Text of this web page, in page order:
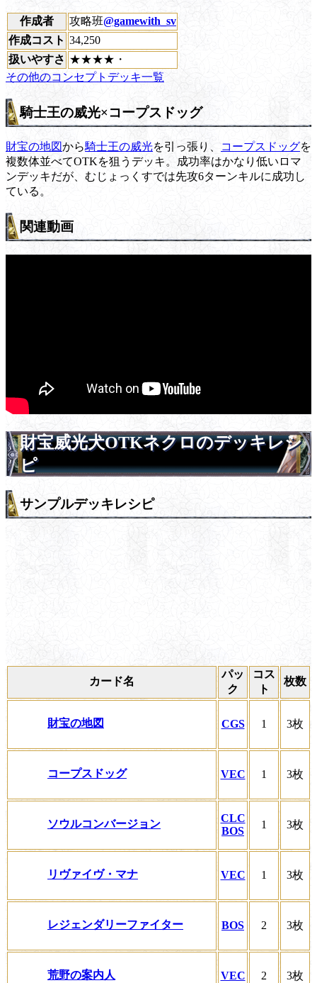
作成者 攻略班@gamewith_sv
作成コスト 34,250
扱いやすさ ★★★★・
その他のコンセプトデッキ一覧
騎士王の威光×コープスドッグ
財宝の地図から騎士王の威光を引っ張り、 コープスドッグを
複数体並べてOTKを狙うデッキ。成功率はかなり低いロマ
ンデッキだが、むじょっくすでは先攻6ターンキルに成功し
ている。
関連動画
財宝威光犬OTKネクロのデッキレシ
ピ
サンプルデッキレシピ
カード名
パッ
ク
コス
ト
枚数
財宝の地図 CGS 1 3枚
コープスドッグ VEC 1 3枚
ソウルコンバージョン
CLC
BOS
1 3枚
リヴァイヴ・マナ VEC 1 3枚
レジェンダリーファイター BOS 2 3枚
荒野の案内人 VEC 2 3枚